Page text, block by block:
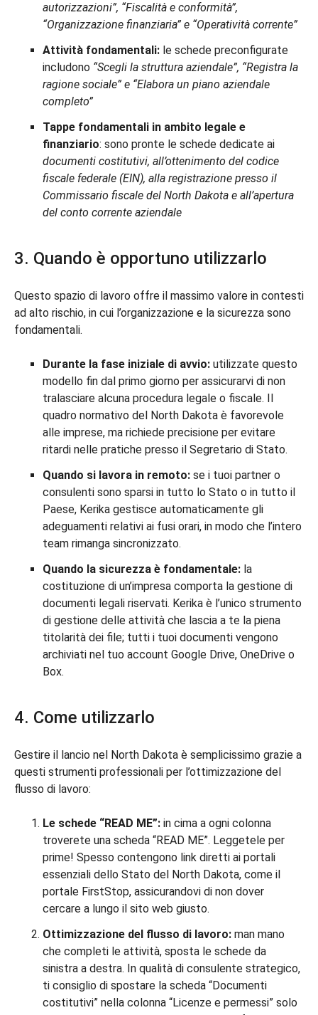
autorizzazioni”, “Fiscalità e conformità”,
“Organizzazione finanziaria” e “Operatività corrente”
Attività fondamentali: le schede preconfigurate
includono “Scegli la struttura aziendale”, “Registra la
ragione sociale” e “Elabora un piano aziendale
completo”
Tappe fondamentali in ambito legale e
finanziario: sono pronte le schede dedicate ai
documenti costitutivi, all’ottenimento del codice
fiscale federale (EIN), alla registrazione presso il
Commissario fiscale del North Dakota e all’apertura
del conto corrente aziendale
3. Quando è opportuno utilizzarlo
Questo spazio di lavoro offre il massimo valore in contesti
ad alto rischio, in cui l’organizzazione e la sicurezza sono
fondamentali.
Durante la fase iniziale di avvio: utilizzate questo
modello fin dal primo giorno per assicurarvi di non
tralasciare alcuna procedura legale o fiscale. Il
quadro normativo del North Dakota è favorevole
alle imprese, ma richiede precisione per evitare
ritardi nelle pratiche presso il Segretario di Stato.
Quando si lavora in remoto: se i tuoi partner o
consulenti sono sparsi in tutto lo Stato o in tutto il
Paese, Kerika gestisce automaticamente gli
adeguamenti relativi ai fusi orari, in modo che l’intero
team rimanga sincronizzato.
Quando la sicurezza è fondamentale: la
costituzione di un’impresa comporta la gestione di
documenti legali riservati. Kerika è l’unico strumento
di gestione delle attività che lascia a te la piena
titolarità dei file; tutti i tuoi documenti vengono
archiviati nel tuo account Google Drive, OneDrive o
Box.
4. Come utilizzarlo
Gestire il lancio nel North Dakota è semplicissimo grazie a
questi strumenti professionali per l’ottimizzazione del
flusso di lavoro:
Le schede “READ ME”: in cima a ogni colonna
troverete una scheda “READ ME”. Leggetele per
prime! Spesso contengono link diretti ai portali
essenziali dello Stato del North Dakota, come il
portale FirstStop, assicurandovi di non dover
cercare a lungo il sito web giusto.
Ottimizzazione del flusso di lavoro: man mano
che completi le attività, sposta le schede da
sinistra a destra. In qualità di consulente strategico,
ti consiglio di spostare la scheda “Documenti
costitutivi” nella colonna “Licenze e permessi” solo